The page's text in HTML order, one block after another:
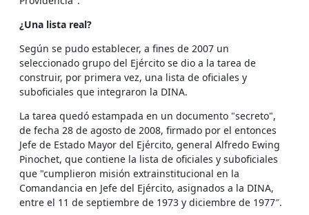
¿Una lista real?
Según se pudo establecer, a fines de 2007 un
seleccionado grupo del Ejército se dio a la tarea de
construir, por primera vez, una lista de oficiales y
suboficiales que integraron la DINA.
La tarea quedó estampada en un documento "secreto",
de fecha 28 de agosto de 2008, firmado por el entonces
Jefe de Estado Mayor del Ejército, general Alfredo Ewing
Pinochet, que contiene la lista de oficiales y suboficiales
que "cumplieron misión extrainstitucional en la
Comandancia en Jefe del Ejército, asignados a la DINA,
entre el 11 de septiembre de 1973 y diciembre de 1977″.